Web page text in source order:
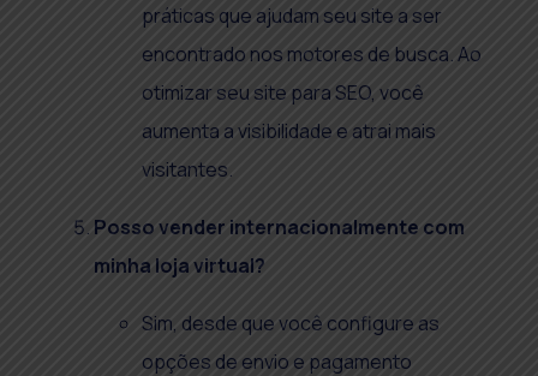
práticas que ajudam seu site a ser
encontrado nos motores de busca. Ao
otimizar seu site para SEO, você
aumenta a visibilidade e atrai mais
visitantes.
Posso vender internacionalmente com
minha loja virtual?
Sim, desde que você configure as
opções de envio e pagamento